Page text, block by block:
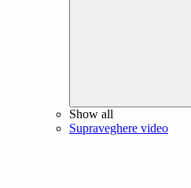
Show all
Supraveghere video